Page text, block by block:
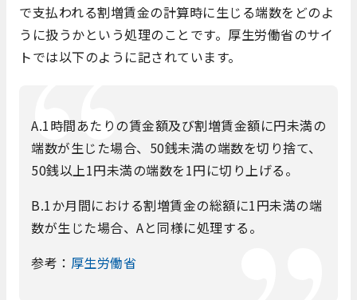
で支払われる割増賃金の計算時に生じる端数をどのよ
うに扱うかという処理のことです。厚生労働省のサイ
トでは以下のように記されています。
A.1時間あたりの賃金額及び割増賃金額に円未満の
端数が生じた場合、50銭未満の端数を切り捨て、
50銭以上1円未満の端数を1円に切り上げる。
B.1か月間における割増賃金の総額に1円未満の端
数が生じた場合、Aと同様に処理する。
参考： 厚生労働省